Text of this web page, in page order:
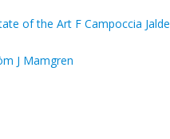
of the Art F Campoccia Jalde
J Mamgren